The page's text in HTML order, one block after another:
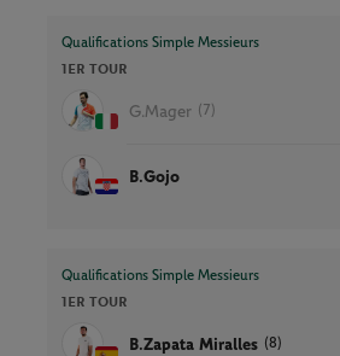
Qualifications Simple Messieurs
1ER TOUR
G.Mager (7)
B.Gojo
Qualifications Simple Messieurs
1ER TOUR
B.Zapata Miralles (8)